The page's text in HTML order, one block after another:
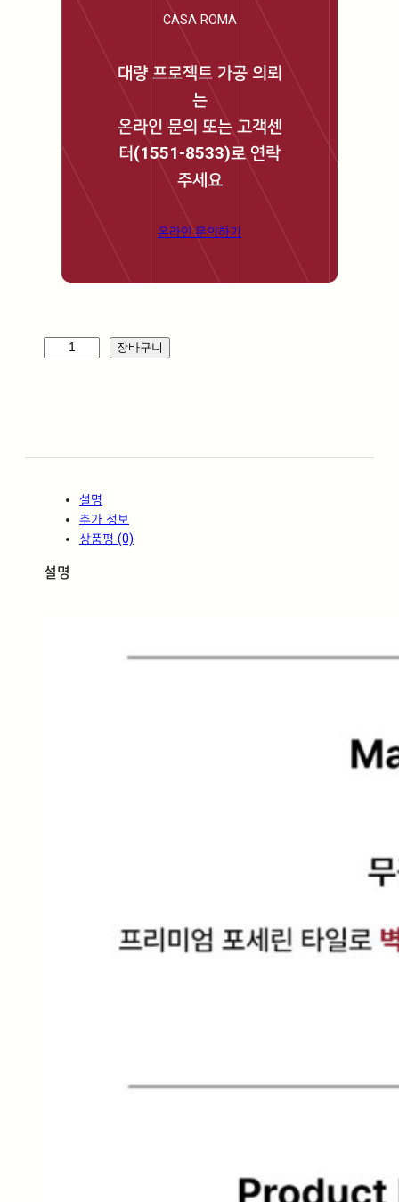
CASA ROMA
대량 프로젝트 가공 의뢰
는
온라인 문의 또는 고객센
터(1551-8533)로 연락
주세요
온라인 문의하기
0
장바구니
설명
추가 정보
상품평 (0)
설명